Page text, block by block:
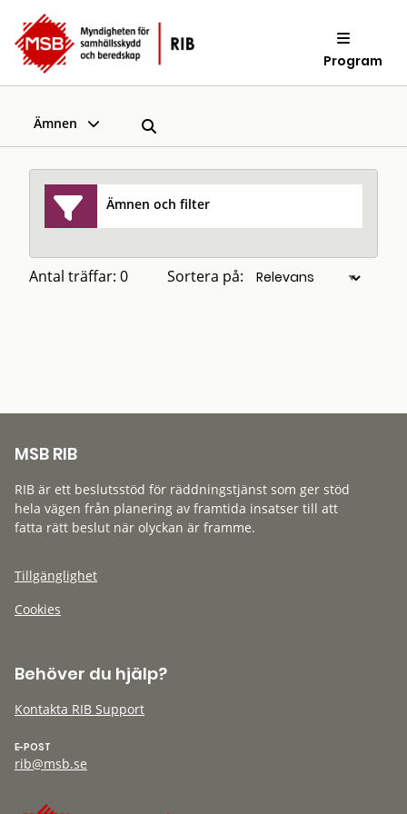
Program
Ämnen
Ämnen och filter
Antal träffar: 0 Sortera på:
MSB RIB
RIB är ett beslutsstöd för räddningstjänst som ger stöd
hela vägen från planering av framtida insatser till att
fatta rätt beslut när olyckan är framme.
Tillgänglighet
Cookies
Behöver du hjälp?
Kontakta RIB Support
E-POST
rib@msb.se